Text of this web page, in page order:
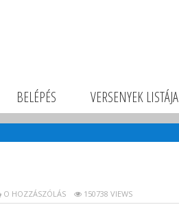
BELÉPÉS VERSENYEK LISTÁJA
O HOZZÁSZÓLÁS 150738 VIEWS